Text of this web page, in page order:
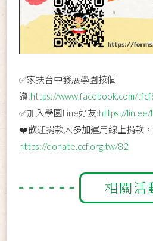
✅家扶台中發展學園按個
讚:https://www.facebook.com/
✅加入學園Line好友:https://lin.ee/
❤️歡迎捐款人多加運用線上捐款
https://donate.ccf.org.tw/82
相關活